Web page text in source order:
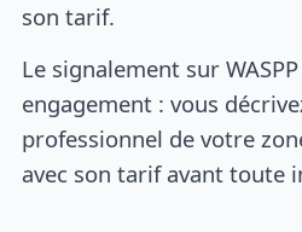
son tarif.
Le signalement sur
engagement : vous
professionnel de votre
avec son tarif avant toute